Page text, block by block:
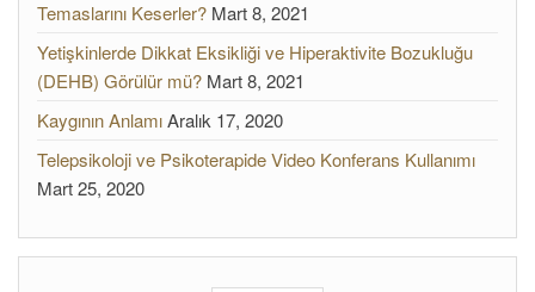
Temaslarını Keserler? Mart 8, 2021
Yetişkinlerde Dikkat Eksikliği ve Hiperaktivite Bozukluğu
(DEHB) Görülür mü? Mart 8, 2021
Kaygının AnlamıAralık 17, 2020
Telepsikoloji ve Psikoterapide Video Konferans Kullanımı
Mart 25, 2020